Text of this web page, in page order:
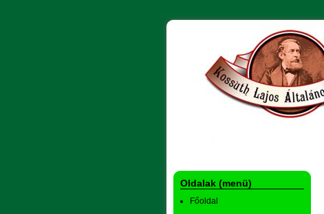
Oldalak (menü)
Főoldal